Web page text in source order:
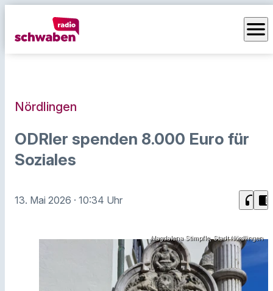
menu
Nördlingen
ODRler spenden 8.000 Euro für
Soziales
13. Mai 2026 · 10:34 Uhr headphones chrome_reader_mode
Magdalena Stimpfle, Stadt Nördlingen